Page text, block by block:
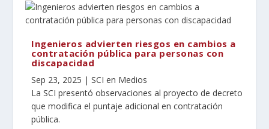
Ingenieros advierten riesgos en cambios a
contratación pública para personas con
discapacidad
Sep 23, 2025 |SCI en Medios
La SCI presentó observaciones al proyecto de decreto
que modifica el puntaje adicional en contratación
pública.